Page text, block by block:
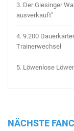
3. Der Giesinger
ausverkauft"
4. 9.200
Trainerwechsel
5. Löwenlose
NÄCHSTE